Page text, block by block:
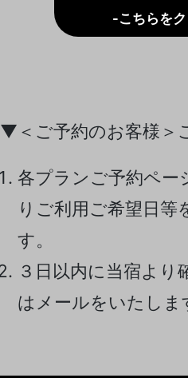
-こちらを
▼＜ご予約のお客様＞
各プランご予約ペー
りご利用ご希望日等
す。
３日以内に当宿より
はメールをいたしま